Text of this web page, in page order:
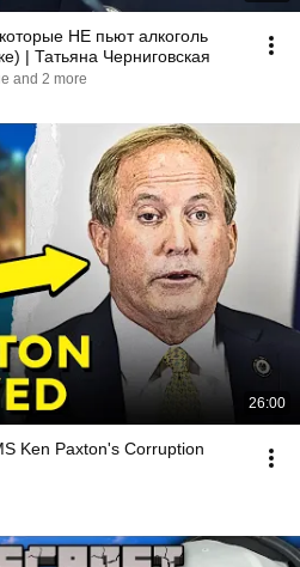
НЕ пьют алкоголь
| Татьяна Черниговская
and 2 more
26:00
Ken Paxton's Corruption